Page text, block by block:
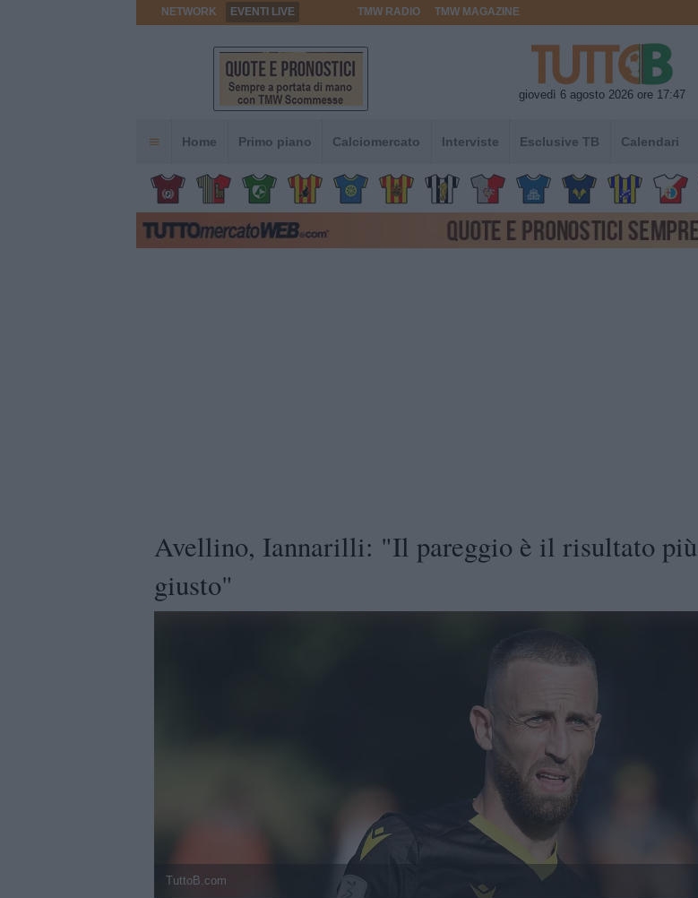
NETWORK EVENTI LIVE TMW RADIO TMW MAGAZINE
giovedì 6 agosto 2026 ore 17:47
Home Primo piano Calciomercato Interviste Esclusive TB Calendari
Avellino, Iannarilli: "Il pareggio è il risultato più
giusto"
TuttoB.com